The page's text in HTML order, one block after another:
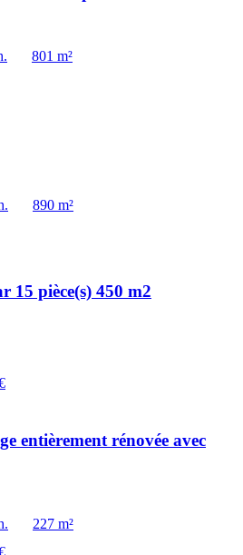
801 m²
890 m²
15 pièce(s) 450 m2
entièrement rénovée avec
227 m²